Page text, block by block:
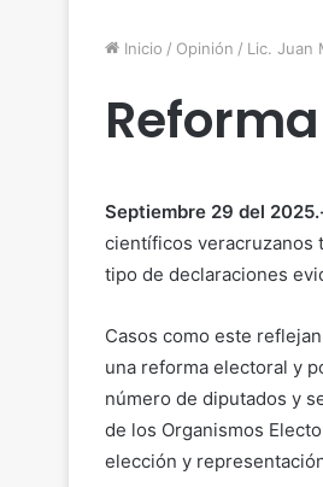
Inicio / Opinión / Lic. Juan
Septiembre 29 del
científicos veracruzanos
tipo de declaraciones
Casos como este
una reforma electoral y
número de diputados y
de los Organismos
elección y